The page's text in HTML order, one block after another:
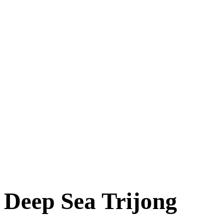
Deep Sea Trijong